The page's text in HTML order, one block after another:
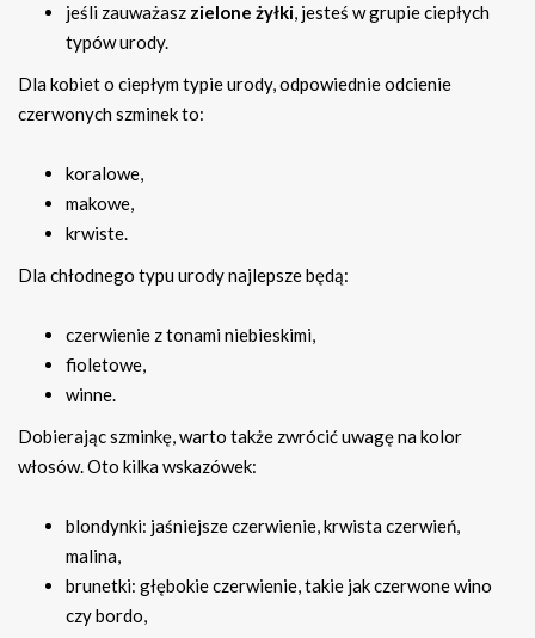
jeśli zauważasz zielone żyłki, jesteś w grupie ciepłych
typów urody.
Dla kobiet o ciepłym typie urody, odpowiednie odcienie
czerwonych szminek to:
koralowe,
makowe,
krwiste.
Dla chłodnego typu urody najlepsze będą:
czerwienie z tonami niebieskimi,
fioletowe,
winne.
Dobierając szminkę, warto także zwrócić uwagę na kolor
włosów. Oto kilka wskazówek:
blondynki: jaśniejsze czerwienie, krwista czerwień,
malina,
brunetki: głębokie czerwienie, takie jak czerwone wino
czy bordo,